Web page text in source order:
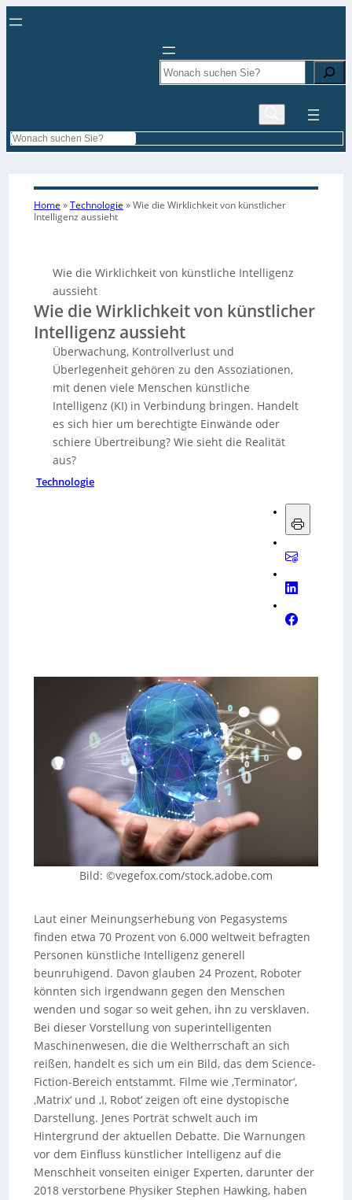
Search
Search
Home »Technologie »Wie die Wirklichkeit von künstlicher
Intelligenz aussieht
Wie die Wirklichkeit von künstliche Intelligenz
aussieht
Wie die Wirklichkeit von künstlicher
Intelligenz aussieht
Überwachung, Kontrollverlust und
Überlegenheit gehören zu den Assoziationen,
mit denen viele Menschen künstliche
Intelligenz (KI) in Verbindung bringen. Handelt
es sich hier um berechtigte Einwände oder
schiere Übertreibung? Wie sieht die Realität
aus?
Technologie
Bild: ©vegefox.com/stock.adobe.com
Laut einer Meinungserhebung von Pegasystems
finden etwa 70 Prozent von 6.000 weltweit befragten
Personen künstliche Intelligenz generell
beunruhigend. Davon glauben 24 Prozent, Roboter
könnten sich irgendwann gegen den Menschen
wenden und sogar so weit gehen, ihn zu versklaven.
Bei dieser Vorstellung von superintelligenten
Maschinenwesen, die die Weltherrschaft an sich
reißen, handelt es sich um ein Bild, das dem Science-
Fiction-Bereich entstammt. Filme wie ‚Terminator‘,
‚Matrix‘ und ‚I, Robot‘ zeigen oft eine dystopische
Darstellung. Jenes Porträt schwelt auch im
Hintergrund der aktuellen Debatte. Die Warnungen
vor dem Einfluss künstlicher Intelligenz auf die
Menschheit vonseiten einiger Experten, darunter der
2018 verstorbene Physiker Stephen Hawking, haben